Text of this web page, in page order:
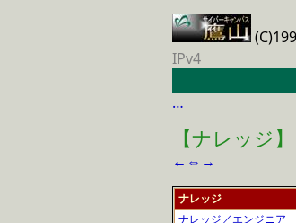
IPv4
…
【ナレッジ
← ⇔ →
ナレッジ
ナレッジ／エンジニア